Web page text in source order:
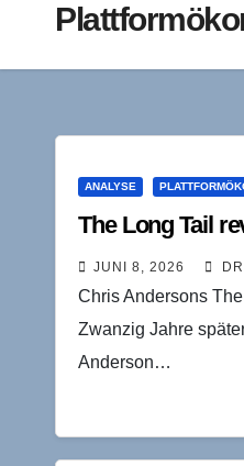
ANALYSE
The Long Tail
JUNI 8, 2026
Chris Andersons
Zwanzig Jahre
Anderson…